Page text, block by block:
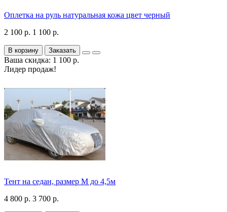
Оплетка на руль натуральная кожа цвет черный
2 100 р. 1 100 р.
В корзину Заказать
Ваша скидка: 1 100 р.
Лидер продаж!
Тент на седан, размер М до 4,5м
4 800 р. 3 700 р.